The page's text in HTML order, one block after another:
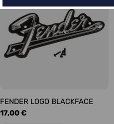
FENDER LOGO BLACKFACE
Precio
17,00 €